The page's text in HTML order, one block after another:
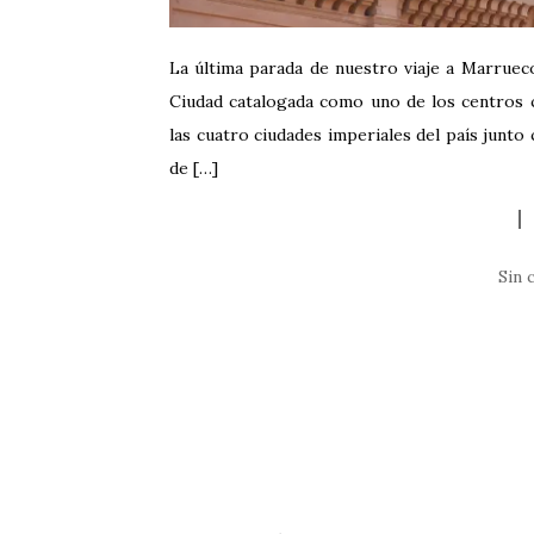
La última parada de nuestro viaje a
Ciudad catalogada como uno de los
las cuatro ciudades imperiales del país junto
de […]
Sin